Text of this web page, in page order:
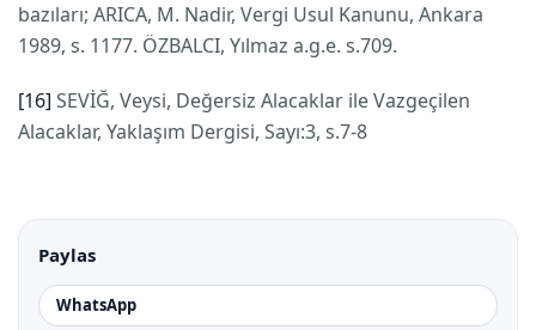
bazıları; ARICA, M. Nadir, Vergi Usul Kanunu, Ankara
1989, s. 1177. ÖZBALCI, Yılmaz a.g.e. s.709.
[16] SEVİĞ, Veysi, Değersiz Alacaklar ile Vazgeçilen
Alacaklar, Yaklaşım Dergisi, Sayı:3, s.7-8
Paylas
WhatsApp